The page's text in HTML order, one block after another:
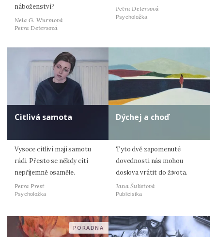
náboženství?
Nela G. Wurmová
Petra Detersová
Petra Detersová
Psycholožka
Citlivá samota
Vysoce citliví mají samotu
rádi. Přesto se někdy cítí
nepříjemně osaměle.
Petra Prest
Psycholožka
Dýchej a choď
Tyto dvě zapomenuté
dovednosti nás mohou
doslova vrátit do života.
Jana Šulistová
Publicistka
PORADNA